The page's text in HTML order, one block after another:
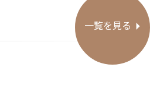
一覧を見る